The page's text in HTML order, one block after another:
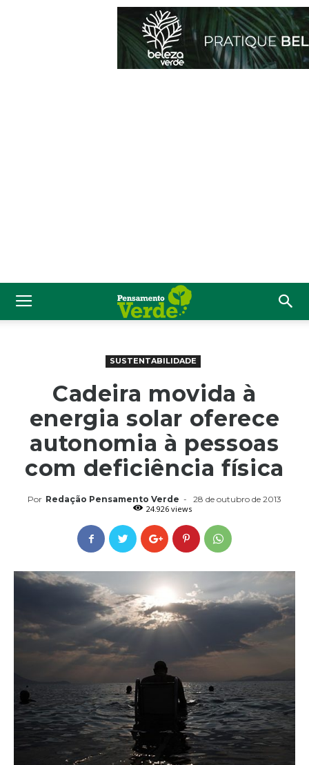
SUSTENTABILIDADE
Cadeira movida à
energia solar oferece
autonomia à pessoas
com deficiência física
Por Redação Pensamento Verde -
28 de outubro de 2013
24.926 views